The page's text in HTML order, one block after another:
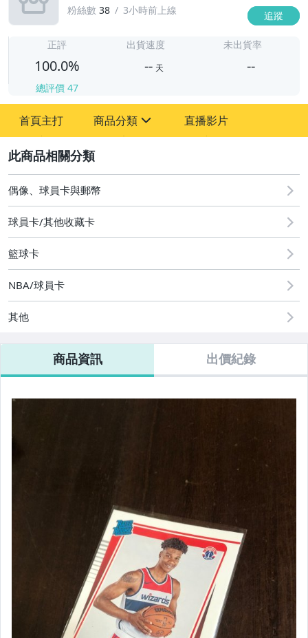
粉絲數 38 3小時前上線 追蹤
正評
100.0%
總評價 47
出貨速度
-- 天
未出貨率
--
首頁主打 商品分類
偶像、球員卡與郵幣
直播影片
偶像、球員卡與郵幣
球員卡/其他收藏卡
籃球卡
NBA/球員卡
其他
商品資訊 出價紀錄